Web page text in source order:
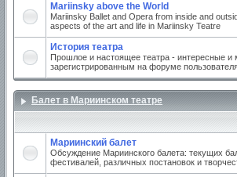
Mariinsky above the World
Mariinsky Ballet and Opera from inside and
aspects of the art and life in Mariinsky Teatre
История театра
Прошлое и настоящее театра - интересные и
зарегистрированным на форуме
Балет в Мариинском театре
Мариинский балет
Обсуждение Мариинского балета: текущих
фестивалей, различных постановок и